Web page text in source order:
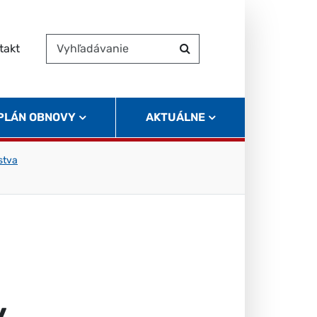
Vyhľadávanie
Hľadať
OBNOVY AKTUÁLNE